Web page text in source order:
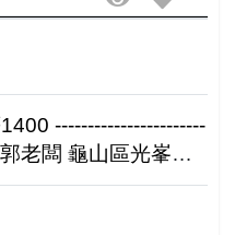
-----------------------
老闆 龜山區光峯路
...